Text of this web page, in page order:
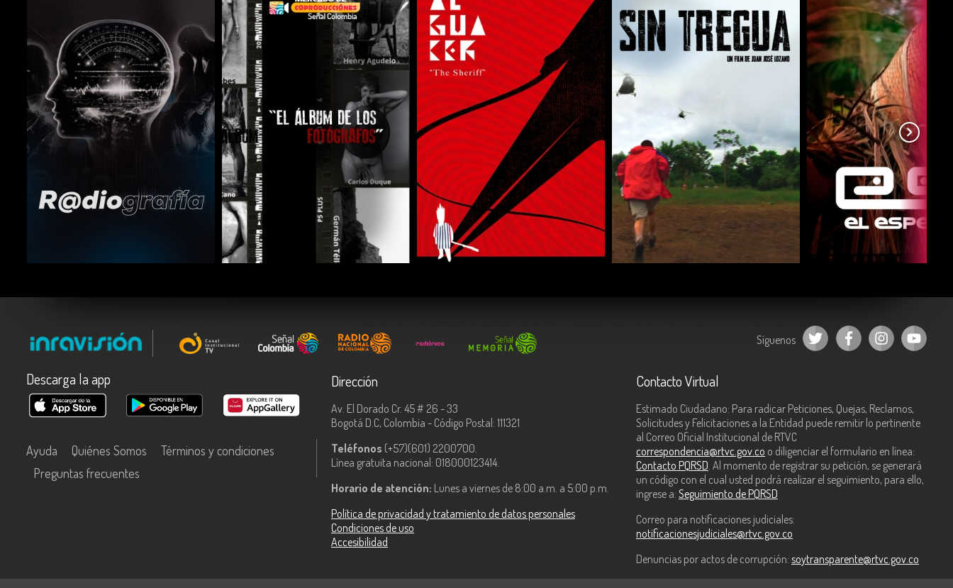
COMPARTIR COMPARTIR COMPARTIR COMPARTIR
Síguenos
Descarga la app
Ayuda Quiénes Somos
Términos y condiciones
Preguntas frecuentes
Dirección
Av. El Dorado Cr. 45 # 26 - 33
Bogotá D.C, Colombia - Código Postal: 111321
Teléfonos (+57)(601) 2200700.
Línea gratuita nacional: 018000123414.
Horario de atención: Lunes a viernes de 8:00 a.m. a 5:00 p.m.
Política de privacidad y tratamiento de datos personales
Condiciones de uso
Accesibilidad
Contacto Virtual
Estimado Ciudadano: Para radicar Peticiones, Quejas, Reclamos,
Solicitudes y Felicitaciones a la Entidad puede remitir lo pertinente
al Correo Oficial Institucional de RTVC
correspondencia@rtvc.gov.co o diligenciar el formulario en línea:
Contacto PQRSD . Al momento de registrar su petición, se generará
un código con el cual usted podrá realizar el seguimiento, para ello,
ingrese a: Seguimiento de PQRSD
Correo para notificaciones judiciales:
notificacionesjudiciales@rtvc.gov.co
Denuncias por actos de corrupción: soytransparente@rtvc.gov.co